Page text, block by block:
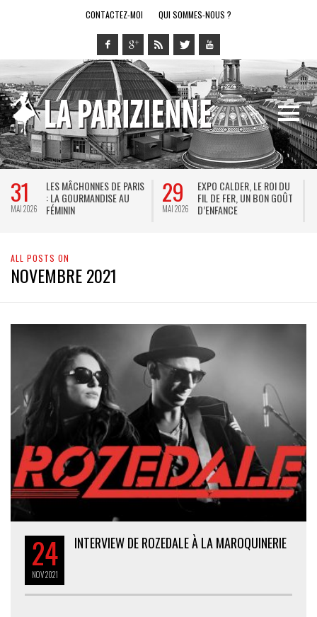
CONTACTEZ-MOI QUI SOMMES-NOUS ?
31
MAI 2026
LES MÂCHONNES DE PARIS
: LA GOURMANDISE AU
FÉMININ
29
MAI 2026
EXPO CALDER, LE ROI DU
FIL DE FER, UN BON GOÛT
D’ENFANCE
ALL POSTS ON
NOVEMBRE 2021
24
NOV2021
INTERVIEW DE ROZEDALE À LA MAROQUINERIE